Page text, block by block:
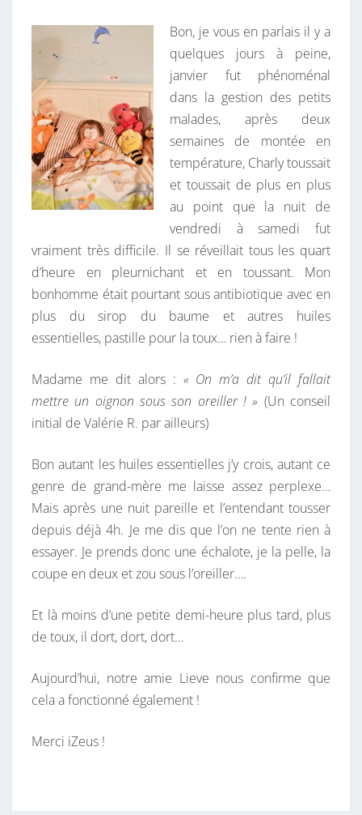
O
N
S
O
U
S
L
O
R
E
I
L
L
E
T
A
E
Bon, je vous en parlais il y a
quelques jours à peine,
janvier fut phénoménal
dans la gestion des petits
malades, après deux
semaines de montée en
température, Charly toussait
et toussait de plus en plus
au point que la nuit de
vendredi à samedi fut
vraiment très difficile. Il se réveillait tous les quart
d’heure en pleurnichant et en toussant. Mon
bonhomme était pourtant sous antibiotique avec en
plus du sirop du baume et autres huiles
essentielles, pastille pour la toux… rien à faire !
Madame me dit alors : « On m’a dit qu’il fallait
mettre un oignon sous son oreiller ! » (Un conseil
initial de Valérie R. par ailleurs)
Bon autant les huiles essentielles j’y crois, autant ce
genre de grand-mère me laisse assez perplexe…
Mais après une nuit pareille et l’entendant tousser
depuis déjà 4h. Je me dis que l’on ne tente rien à
essayer. Je prends donc une échalote, je la pelle, la
coupe en deux et zou sous l’oreiller….
Et là moins d’une petite demi-heure plus tard, plus
de toux, il dort, dort, dort…
Aujourd’hui, notre amie Lieve nous confirme que
cela a fonctionné également !
Merci iZeus !